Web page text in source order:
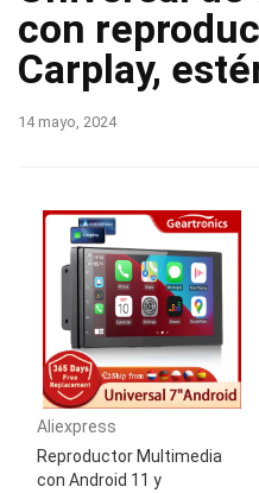
con
Carplay,
14 mayo, 2024
Aliexpress
Reproductor Multimedia
con Android 11 y